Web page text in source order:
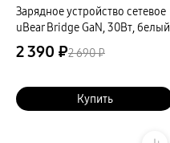
Зарядное устройство сетевое
uBear Bridge GaN, 30Вт, белый
2 390 ₽2 690 ₽
Купить